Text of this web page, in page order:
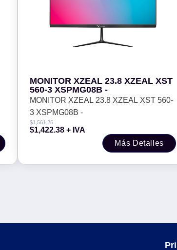
MONITOR XZEAL 23.8 XZEAL XST
560-3 XSPMG08B -
MONITOR XZEAL 23.8 XZEAL XST 560-
3 XSPMG08B -
$1,561.26
$1,422.38 + IVA
Más Detalles